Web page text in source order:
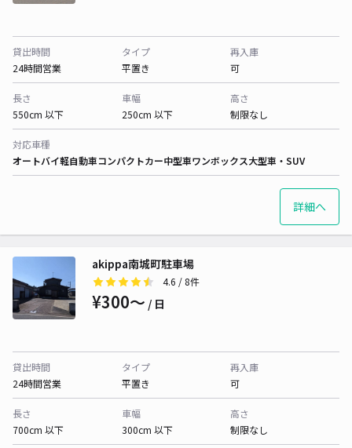
貸出時間
24時間営業
タイプ
平置き
再入庫
可
長さ
550cm 以下
車幅
250cm 以下
高さ
制限なし
対応車種
オートバイ軽自動車コンパクトカー中型車ワンボックス大型車・SUV
詳細へ
akippa南城町駐車場
4.6 / 8件
¥300〜 / 日
貸出時間
24時間営業
タイプ
平置き
再入庫
可
長さ
700cm 以下
車幅
300cm 以下
高さ
制限なし